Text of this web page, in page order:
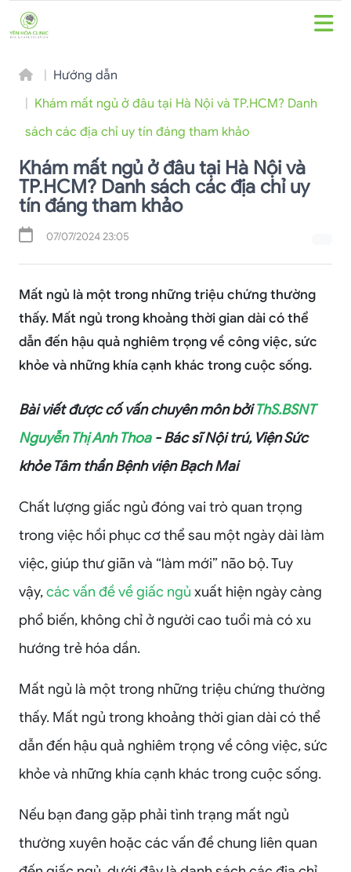
Hướng dẫn
Khám mất ngủ ở đâu tại Hà Nội và TP.HCM? Danh
sách các địa chỉ uy tín đáng tham khảo
Khám mất ngủ ở đâu tại Hà Nội và
TP.HCM? Danh sách các địa chỉ uy
tín đáng tham khảo
07/07/2024 23:05
Mất ngủ là một trong những triệu chứng thường
thấy. Mất ngủ trong khoảng thời gian dài có thể
dẫn đến hậu quả nghiêm trọng về công việc, sức
khỏe và những khía cạnh khác trong cuộc sống.
Bài viết được cố vấn chuyên môn bởiThS.BSNT
Nguyễn Thị Anh Thoa- Bác sĩ Nội trú, Viện Sức
khỏe Tâm thần Bệnh viện Bạch Mai
Chất lượng giấc ngủ đóng vai trò quan trọng
trong việc hồi phục cơ thể sau một ngày dài làm
việc, giúp thư giãn và “làm mới” não bộ. Tuy
vậy,các vấn đề về giấc ngủ xuất hiện ngày càng
phổ biến, không chỉ ở người cao tuổi mà có xu
hướng trẻ hóa dần.
Mất ngủ là một trong những triệu chứng thường
thấy. Mất ngủ trong khoảng thời gian dài có thể
dẫn đến hậu quả nghiêm trọng về công việc, sức
khỏe và những khía cạnh khác trong cuộc sống.
Nếu bạn đang gặp phải tình trạng mất ngủ
thường xuyên hoặc các vấn đề chung liên quan